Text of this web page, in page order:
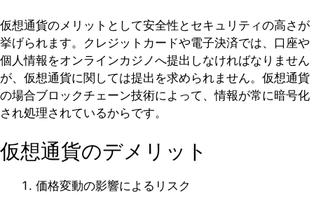
仮想通貨のメリットとして安全性とセキュリティの高さが
挙げられます。クレジットカードや電子決済では、口座や
個人情報をオンラインカジノへ提出しなければなりません
が、仮想通貨に関しては提出を求められません。仮想通貨
の場合ブロックチェーン技術によって、情報が常に暗号化
され処理されているからです。
仮想通貨のデメリット
価格変動の影響によるリスク